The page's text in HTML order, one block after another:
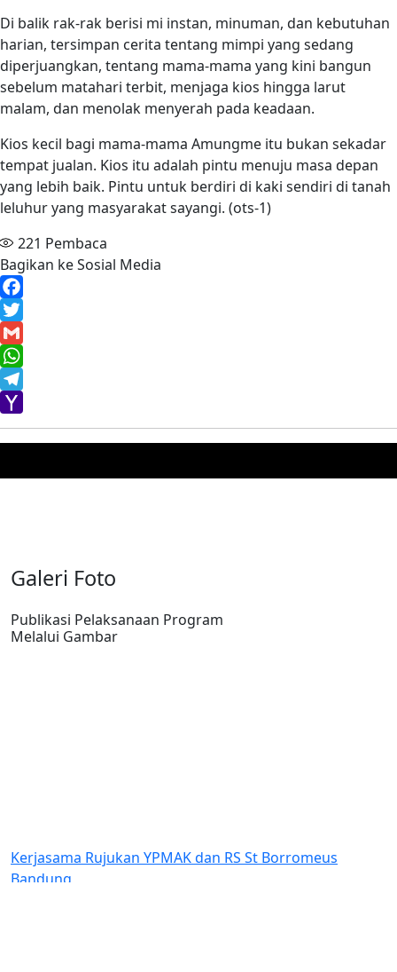
Di balik rak-rak berisi mi instan, minuman, dan kebutuhan
harian, tersimpan cerita tentang mimpi yang sedang
diperjuangkan, tentang mama-mama yang kini bangun
sebelum matahari terbit, menjaga kios hingga larut
malam, dan menolak menyerah pada keadaan.
Kios kecil bagi mama-mama Amungme itu bukan sekadar
tempat jualan. Kios itu adalah pintu menuju masa depan
yang lebih baik. Pintu untuk berdiri di kaki sendiri di tanah
leluhur yang masyarakat sayangi. (ots-1)
221 Pembaca
Bagikan ke Sosial Media
Facebook
Twitter
Gmail
WhatsApp
Telegram
Yahoo
Mail
Galeri Foto
Publikasi Pelaksanaan Program
Melalui Gambar
Kerjasama Rujukan YPMAK dan RS St Borromeus
Bandung